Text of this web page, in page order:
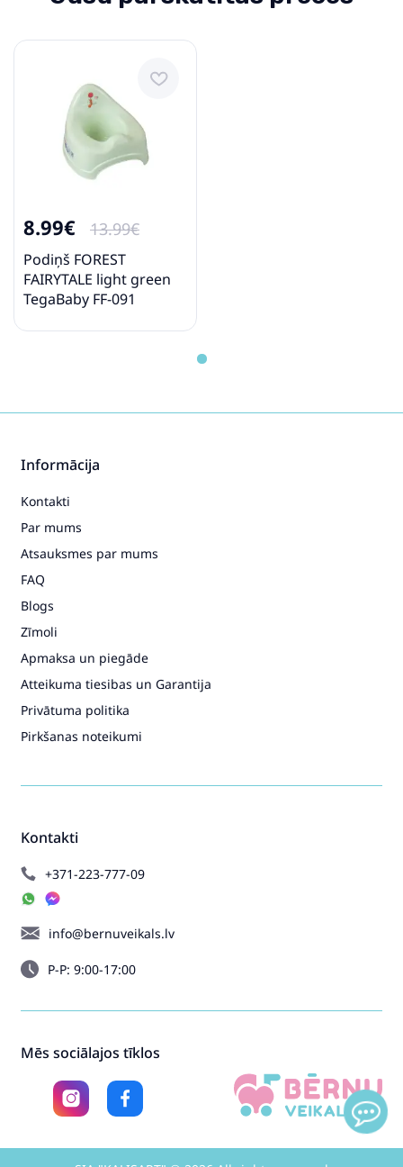
8.99€ 13.99€
Podiņš FOREST
FAIRYTALE light green
TegaBaby FF-091
Kontakti
+371-223-777-09
info@bernuveikals.lv
P-P: 9:00-17:00
Informācija
Kontakti
Par mums
Atsauksmes par mums
FAQ
Blogs
Zīmoli
Apmaksa un piegāde
Atteikuma tiesibas un Garantija
Privātuma politika
Pirkšanas noteikumi
Mēs sociālajos tīklos